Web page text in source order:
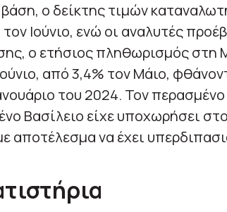
βάση, ο δείκτης τιμών
Ιούνιο, ενώ οι αναλυτές
ο ετήσιος πληθωρισμός στη
από 3,4% τον Μάιο,
του 2024. Τον
Βασίλειο είχε υποχωρήσει
αποτέλεσμα να έχει